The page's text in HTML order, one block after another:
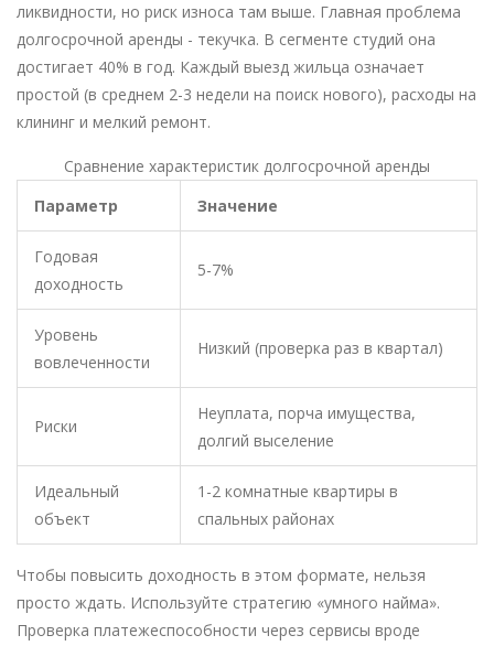
ликвидности, но риск износа там выше. Главная проблема
долгосрочной аренды - текучка. В сегменте студий она
достигает 40% в год. Каждый выезд жильца означает
простой (в среднем 2-3 недели на поиск нового), расходы на
клининг и мелкий ремонт.
Сравнение характеристик долгосрочной аренды
Параметр
Значение
Годовая
доходность
5-7%
Уровень
вовлеченности
Низкий (проверка раз в квартал)
Риски
Неуплата, порча имущества,
долгий выселение
Идеальный
объект
1-2 комнатные квартиры в
спальных районах
Чтобы повысить доходность в этом формате, нельзя
просто ждать. Используйте стратегию «умного найма».
Проверка платежеспособности через сервисы вроде